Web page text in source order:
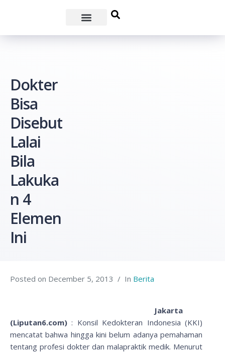
Dokter
Bisa
Disebut
Lalai
Bila
Lakuka
n 4
Elemen
Ini
Posted on December 5, 2013 In Berita
Jakarta
(Liputan6.com) : Konsil Kedokteran Indonesia (KKI)
mencatat bahwa hingga kini belum adanya pemahaman
tentang profesi dokter dan malapraktik medik. Menurut